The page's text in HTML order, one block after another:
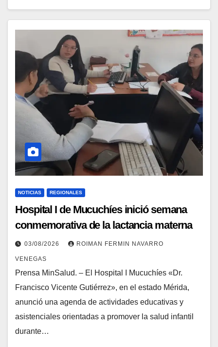
NOTICIAS REGIONALES
Hospital I de Mucuchíes inició semana
conmemorativa de la lactancia materna
03/08/2026 ROIMAN FERMIN NAVARRO
VENEGAS
Prensa MinSalud. – El Hospital I Mucuchíes «Dr.
Francisco Vicente Gutiérrez», en el estado Mérida,
anunció una agenda de actividades educativas y
asistenciales orientadas a promover la salud infantil
durante…